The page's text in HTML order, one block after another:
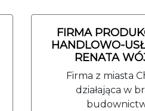
FIRMA
HANDLOWO-
RENATA
Firma z miasta
działająca w